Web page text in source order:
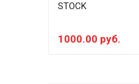
STOCK
1000.00 руб.